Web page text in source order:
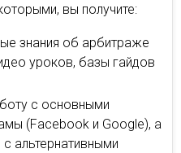
вы получите:
знания об арбитраже
уроков, базы гайдов
с основными
(Facebook и Google), а
альтернативными